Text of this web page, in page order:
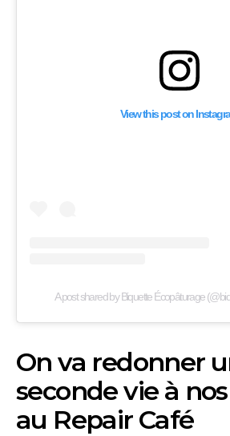
View this post on
A post shared by Biquette Écopâturage
On va redonner
seconde vie à
au Repair Café